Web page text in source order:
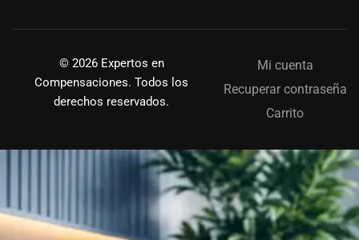
© 2026 Expertos en
Compensaciones. Todos los
derechos reservados.
Mi cuenta
Recuperar contraseña
Carrito